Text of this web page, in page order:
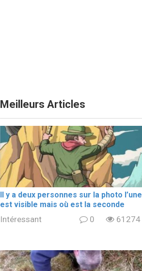
Meilleurs Articles
Il y a deux personnes sur la photo l’une
est visible mais où est la seconde
Intéressant 0 61274